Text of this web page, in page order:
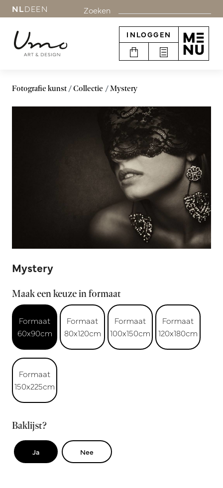
NLDEEN Zoeken
INLOGGEN
Fotografie kunst Collectie Mystery
Mystery
Maak een keuze in formaat
Formaat
60x90cm
Formaat
80x120cm
Formaat
100x150cm
Formaat
120x180cm
Formaat
150x225cm
Baklijst?
Ja Nee